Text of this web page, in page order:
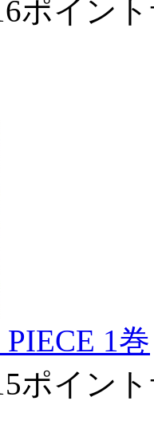
ポイン
PIECE 1巻
ポイン